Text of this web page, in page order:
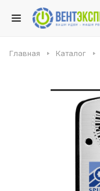
Главная Каталог